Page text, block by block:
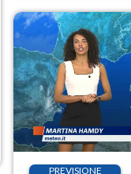
previsioni.
PREVISIONE